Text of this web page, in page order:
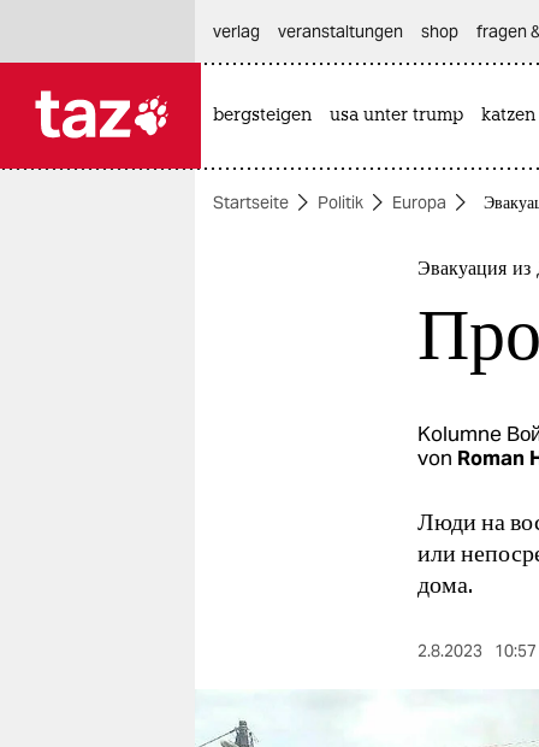
themen
verlag
veranstaltungen shop fragen
bergsteigen usa unter trump katzen
Startseite Politik Europa
Эвакуация из
Kolumne
von Roman
Люди на
или
дома.
2.8.2023